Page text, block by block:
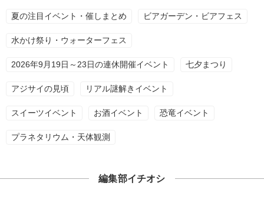
夏の注目イベント・催しまとめ ビアガーデン・ビアフェス
水かけ祭り・ウォーターフェス
2026年9月19日～23日の連休開催イベント 七夕まつり
アジサイの見頃 リアル謎解きイベント
スイーツイベント お酒イベント 恐竜イベント
プラネタリウム・天体観測
編集部イチオシ